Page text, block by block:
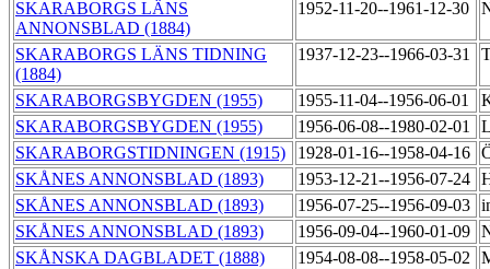
SKARABORGS LÄNS
ANNONSBLAD (1884)
1952-11-20--1961-12-30
SKARABORGS LÄNS TIDNING
(1884)
1937-12-23--1966-03-31
SKARABORGSBYGDEN (1955) 1955-11-04--1956-06-01
SKARABORGSBYGDEN (1955)
1956-06-08--1980-02-01
SKARABORGSTIDNINGEN (1915)
1928-01-16--1958-04-16
SKÅNES ANNONSBLAD (1893)
1953-12-21--1956-07-24
SKÅNES ANNONSBLAD (1893)
1956-07-25--1956-09-03
SKÅNES ANNONSBLAD (1893)
1956-09-04--1960-01-09
SKÅNSKA DAGBLADET (1888)
1954-08-08--1958-05-02